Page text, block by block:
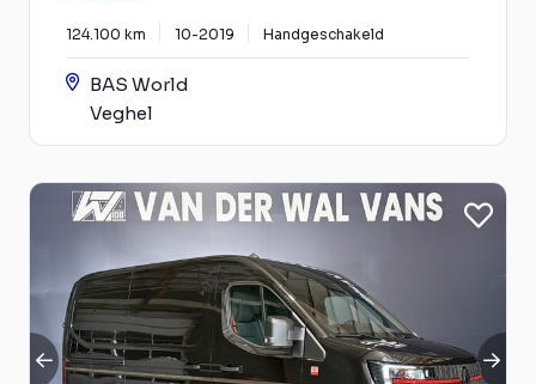
124.100 km 10-2019 Handgeschakeld
BAS World
Veghel